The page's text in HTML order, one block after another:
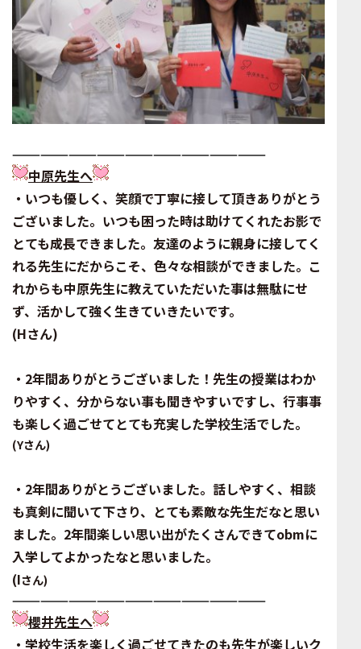
———————————————————————————
中原先生へ
・いつも優しく、笑顔で丁寧に接して頂きありがとう
ございました。 いつも困った時は助けてくれたお影で
とても成長できました。 友達のように親身に接してく
れる先生にだからこそ、 色々な相談ができました。こ
れからも中原先生に教えていただいた事は無駄にせ
ず、活かして強く生きていきたいです。
(Hさん)
・2年間ありがとうございました！先生の授業はわか
りやすく、 分からない事も聞きやすいですし、行事事
も楽しく過ごせてとても充実した学校生活でした。
(Yさん)
・2年間ありがとうございました。話しやすく、相談
も真剣に聞いて下さり、とても素敵な先生だなと思い
ました。 2年間楽しい思い出がたくさんできてobmに
入学してよかったなと思いました。
(Iさん)
———————————————————————————
櫻井先生へ
・学校生活を楽しく過ごせてきたのも先生が楽しいク